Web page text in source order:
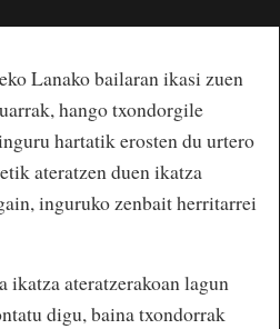
Lanako bailaran ikasi zuen
hango txondorgile
hartatik erosten du urtero
ateratzen duen ikatza
inguruko zenbait herritarrei
ikatza ateratzerakoan lagun
digu, baina txondorrak